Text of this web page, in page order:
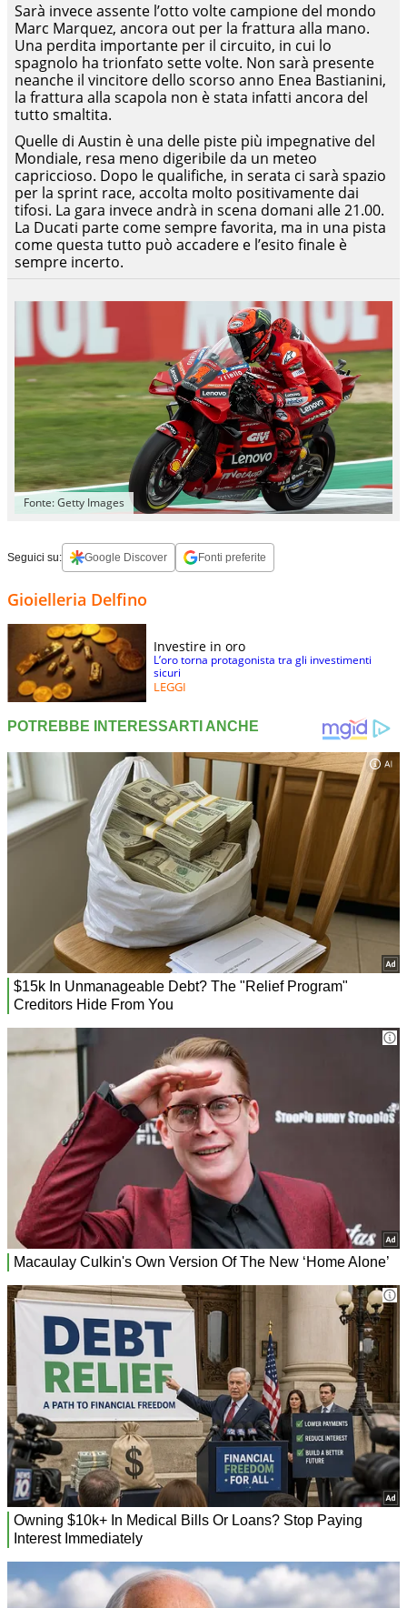
Sarà invece assente l’otto volte campione del mondo
Marc Marquez, ancora out per la frattura alla mano.
Una perdita importante per il circuito, in cui lo
spagnolo ha trionfato sette volte. Non sarà presente
neanche il vincitore dello scorso anno Enea Bastianini,
la frattura alla scapola non è stata infatti ancora del
tutto smaltita.
Quelle di Austin è una delle piste più impegnative del
Mondiale, resa meno digeribile da un meteo
capriccioso. Dopo le qualifiche, in serata ci sarà spazio
per la sprint race, accolta molto positivamente dai
tifosi. La gara invece andrà in scena domani alle 21.00.
La Ducati parte come sempre favorita, ma in una pista
come questa tutto può accadere e l’esito finale è
sempre incerto.
Fonte: Getty Images
Seguici su: Google Discover Fonti preferite
Gioielleria Delfino
Investire in oro
L’oro torna protagonista tra gli investimenti
sicuri
LEGGI